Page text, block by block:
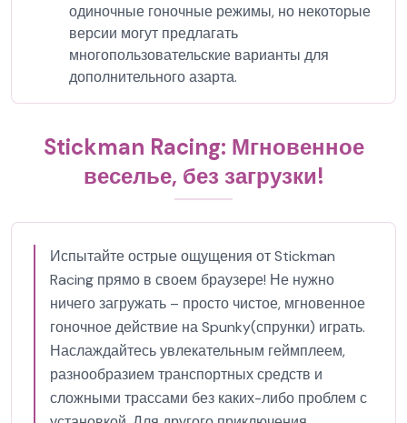
одиночные гоночные режимы, но некоторые
версии могут предлагать
многопользовательские варианты для
дополнительного азарта.
Stickman Racing: Мгновенное
веселье, без загрузки!
Испытайте острые ощущения от Stickman
Racing прямо в своем браузере! Не нужно
ничего загружать – просто чистое, мгновенное
гоночное действие на Spunky(спрунки) играть.
Наслаждайтесь увлекательным геймплеем,
разнообразием транспортных средств и
сложными трассами без каких-либо проблем с